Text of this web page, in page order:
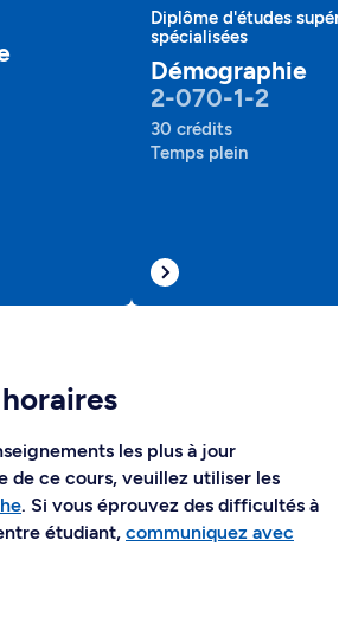
Diplôme d'études
spécialisées
Démographie
2-070-1-2
30 crédits
Temps plein
les plus à jour
de ce cours, veuillez utiliser les
. Si vous éprouvez des difficultés à
étudiant, communiquez avec